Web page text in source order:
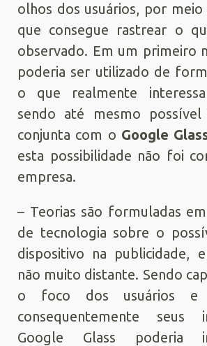
olhos dos usuários, por
que consegue rastrear o
observado. Em um primeiro
poderia ser utilizado de
o que realmente
sendo até mesmo possível
conjunta com o Google
esta possibilidade não foi
empresa.
– Teorias são formuladas
de tecnologia sobre o
dispositivo na publicidade,
não muito distante. Sendo
o foco dos usuários e
consequentemente seus
Google Glass poderia